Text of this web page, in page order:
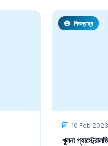
শিশুস্বাস্থ্য
10 Feb 2023
খুলনা